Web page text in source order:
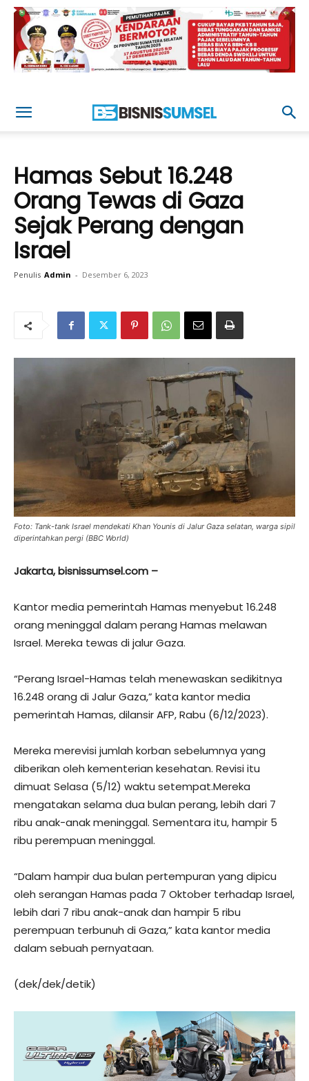
Hamas Sebut 16.248
Orang Tewas di Gaza
Sejak Perang dengan
Israel
Penulis Admin - Desember 6, 2023
Foto: Tank-tank Israel mendekati Khan Younis di Jalur Gaza selatan, warga sipil
diperintahkan pergi (BBC World)
Jakarta, bisnissumsel.com –
Kantor media pemerintah Hamas menyebut 16.248
orang meninggal dalam perang Hamas melawan
Israel. Mereka tewas di jalur Gaza.
“Perang Israel-Hamas telah menewaskan sedikitnya
16.248 orang di Jalur Gaza,” kata kantor media
pemerintah Hamas, dilansir AFP, Rabu (6/12/2023).
Mereka merevisi jumlah korban sebelumnya yang
diberikan oleh kementerian kesehatan. Revisi itu
dimuat Selasa (5/12) waktu setempat.Mereka
mengatakan selama dua bulan perang, lebih dari 7
ribu anak-anak meninggal. Sementara itu, hampir 5
ribu perempuan meninggal.
“Dalam hampir dua bulan pertempuran yang dipicu
oleh serangan Hamas pada 7 Oktober terhadap Israel,
lebih dari 7 ribu anak-anak dan hampir 5 ribu
perempuan terbunuh di Gaza,” kata kantor media
dalam sebuah pernyataan.
(dek/dek/detik)